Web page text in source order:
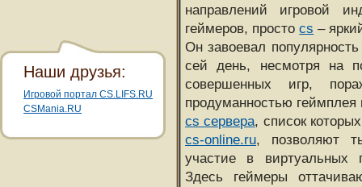
направлений игровой
геймеров, простоcs –
Он завоевал
сей день, несмотря на
совершенных игр,
продуманностью
cs сервера, список
cs-online.ru, позволяют
участие в виртуальных
Здесь геймеры
Наши друзья:
Игровой портал CS.LIFS.RU
CSMania.RU